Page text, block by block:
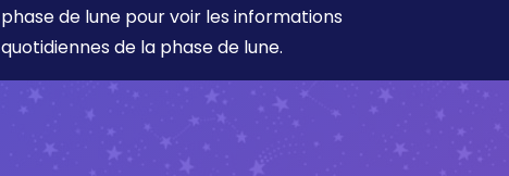
phase de lune pour voir les informations
quotidiennes de la phase de lune.